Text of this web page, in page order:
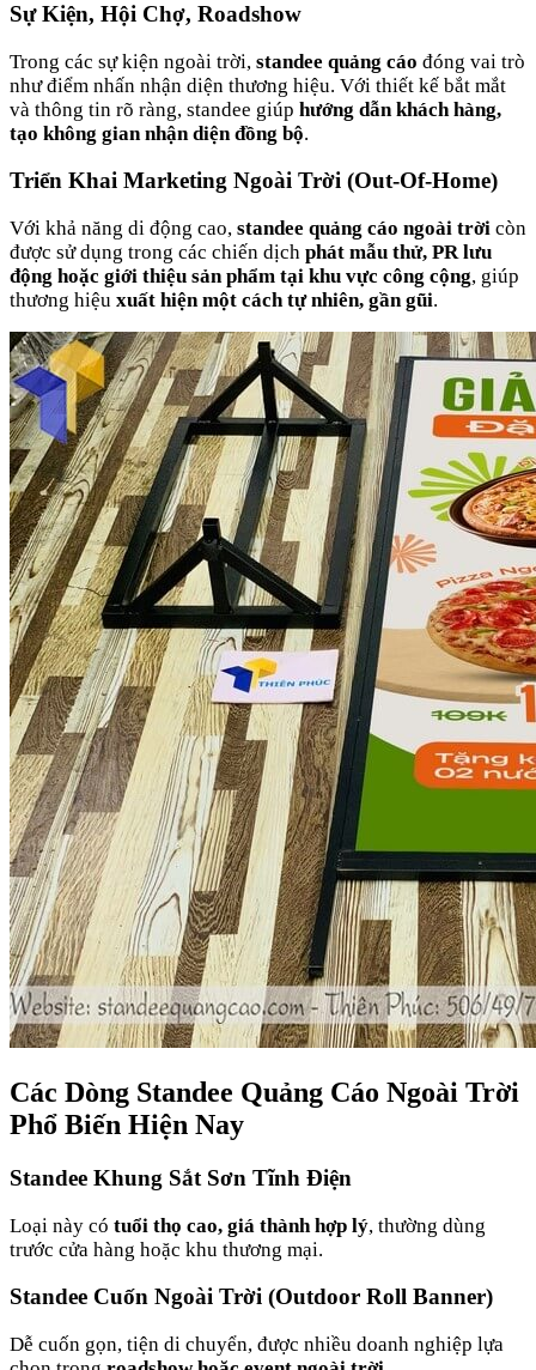
Sự Kiện, Hội Chợ, Roadshow
Trong các sự kiện ngoài trời, standee quảng cáo đóng vai trò
như điểm nhấn nhận diện thương hiệu. Với thiết kế bắt mắt
và thông tin rõ ràng, standee giúp hướng dẫn khách hàng,
tạo không gian nhận diện đồng bộ.
Triển Khai Marketing Ngoài Trời (Out-Of-Home)
Với khả năng di động cao, standee quảng cáo ngoài trời còn
được sử dụng trong các chiến dịch phát mẫu thử, PR lưu
động hoặc giới thiệu sản phẩm tại khu vực công cộng, giúp
thương hiệu xuất hiện một cách tự nhiên, gần gũi.
Các Dòng Standee Quảng Cáo Ngoài Trời
Phổ Biến Hiện Nay
Standee Khung Sắt Sơn Tĩnh Điện
Loại này có tuổi thọ cao, giá thành hợp lý, thường dùng
trước cửa hàng hoặc khu thương mại.
Standee Cuốn Ngoài Trời (Outdoor Roll Banner)
Dễ cuốn gọn, tiện di chuyển, được nhiều doanh nghiệp lựa